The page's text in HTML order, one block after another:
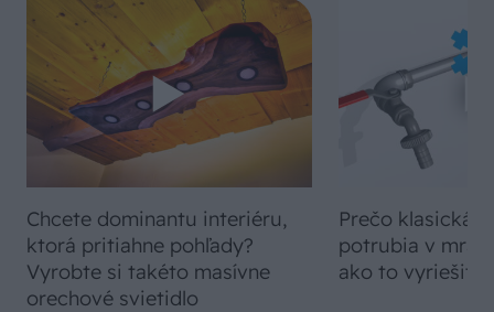
Chcete dominantu interiéru,
ktorá pritiahne pohľady?
Vyrobte si takéto masívne
orechové svietidlo
Prečo klasická
potrubia v
ako to vyriešiť